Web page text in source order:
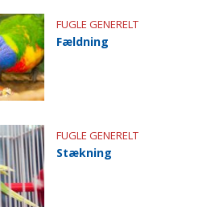
FUGLE GENERELT
Fældning
FUGLE GENERELT
Stækning